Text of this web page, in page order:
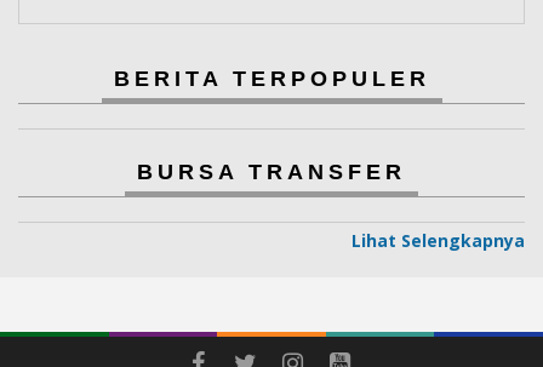
BERITA TERPOPULER
BURSA TRANSFER
Lihat Selengkapnya